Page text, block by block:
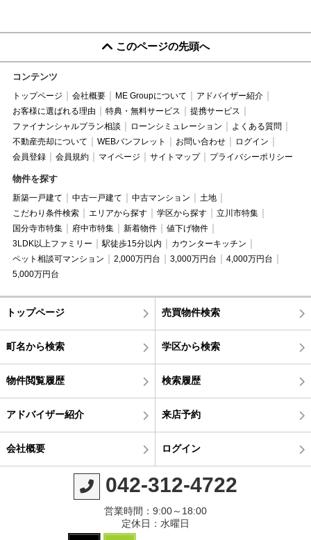
このページの先頭へ
コンテンツ
トップページ 会社概要 ME Groupについて
アドバイザー紹介
お客様に選ばれる理由
特典・無料サービス
提携サービス
ファイナンシャルプラン相談
ローンシミュレーション
よくある質問
不動産売却について
WEBパンフレット お問い合わせ
ログイン
会員登録
会員規約 マイページ サイトマップ プライバシーポリシー
物件を探す
新築一戸建て 中古一戸建て 中古マンション
土地
こだわり条件検索
エリアから探す 学区から探す
立川市特集
国分寺市特集
府中市特集 新着物件
値下げ物件
3LDK以上ファミリー
駅徒歩15分以内
カウンターキッチン
ペット相談可マンション
2,000万円台 3,000万円台
4,000万円台
5,000万円台
トップページ 売買物件検索
町名から検索 学区から検索
物件閲覧履歴 検索履歴
アドバイザー紹介 来店予約
会社概要 ログイン
042-312-4722
営業時間：9:00～18:00
定休日：水曜日